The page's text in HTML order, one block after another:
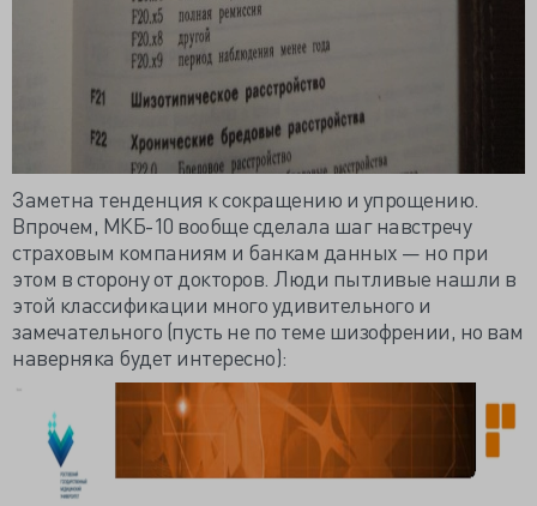
Заметна тенденция к сокращению и упрощению.
Впрочем, МКБ-10 вообще сделала шаг навстречу
страховым компаниям и банкам данных — но при
этом в сторону от докторов. Люди пытливые нашли в
этой классификации много удивительного и
замечательного (пусть не по теме шизофрении, но вам
наверняка будет интересно):